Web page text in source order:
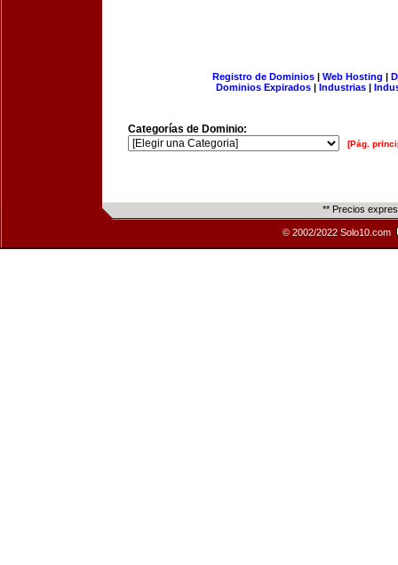
Registro de Dominios| Web Hosting |
Dominios Expirados | Industrias |
Categorías de Dominio:
[Pág.
** Precios
© 2002/2022 Solo10.com